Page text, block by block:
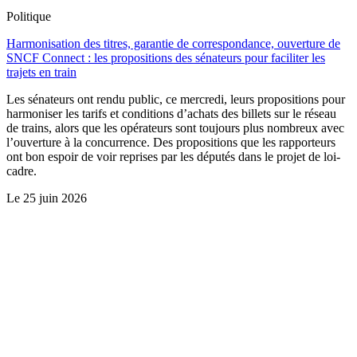
Politique
Harmonisation des titres, garantie de correspondance, ouverture de
SNCF Connect : les propositions des sénateurs pour faciliter les
trajets en train
Les sénateurs ont rendu public, ce mercredi, leurs propositions pour
harmoniser les tarifs et conditions d’achats des billets sur le réseau
de trains, alors que les opérateurs sont toujours plus nombreux avec
l’ouverture à la concurrence. Des propositions que les rapporteurs
ont bon espoir de voir reprises par les députés dans le projet de loi-
cadre.
Le 25 juin 2026